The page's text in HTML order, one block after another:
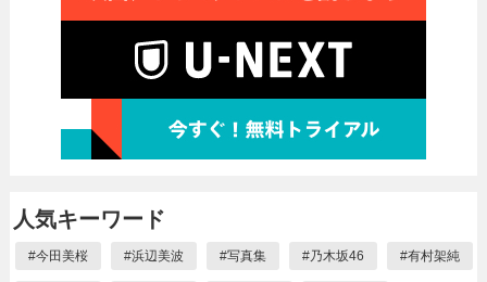
人気キーワード
#今田美桜 #浜辺美波 #写真集 #乃木坂46 #有村架純